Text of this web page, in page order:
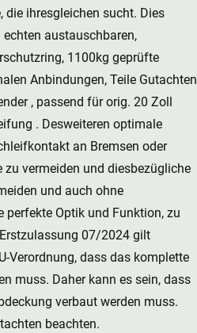
die ihresgleichen sucht. Dies
echten austauschbaren,
1100kg geprüfte
Anbindungen, Teile Gutachten
, passend für orig. 20 Zoll
. Desweiteren optimale
an Bremsen oder
zu vermeiden und diesbezügliche
und auch ohne
perfekte Optik und Funktion, zu
07/2024 gilt
Verordnung, dass das komplette
muss. Daher kann es sein, dass
verbaut werden muss.
beachten.